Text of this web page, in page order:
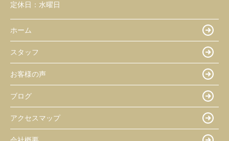
定休日： 水曜日
ホーム
スタッフ
お客様の声
ブログ
アクセスマップ